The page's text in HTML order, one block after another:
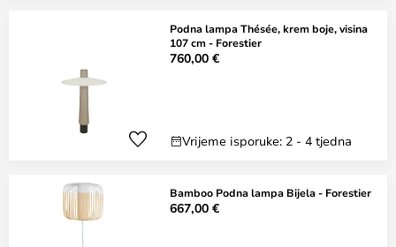
Podna lampa Thésée, krem boje, visina
107 cm - Forestier
760,00 €
Vrijeme isporuke: 2 - 4 tjedna
Bamboo Podna lampa Bijela - Forestier
667,00 €